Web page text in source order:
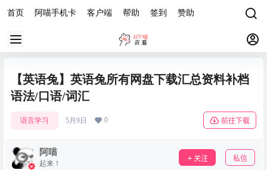
首页 阿喵手机卡 客户端 帮助 签到 赞助
【英语兔】英语兔所有网盘下载汇总资料补档
语法/口语/词汇
语言学习 5月9日 0 前往下载
阿喵
起来！
关注 私信